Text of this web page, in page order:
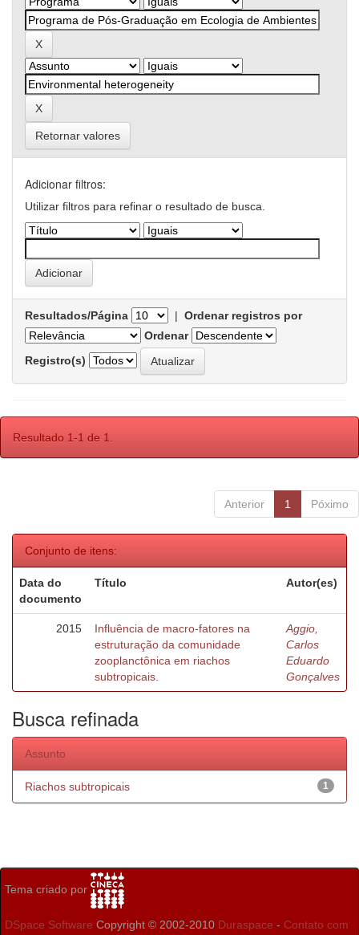
Retornar valores
Adicionar filtros:
Utilizar filtros para refinar o resultado de busca.
Resultados/Página | Ordenar registros por
Ordenar
Registro(s)
Resultado 1-1 de 1.
Anterior 1 Póximo
Conjunto de itens:
Data do
documento
Título Autor(es)
2015
Influência de macro-fatores na
estruturação da comunidade
zooplanctônica em riachos
subtropicais.
Aggio,
Carlos
Eduardo
Gonçalves
Busca refinada
Assunto
1
Riachos subtropicais
Tema criado por
DSpace Software Copyright © 2002-2010 Duraspace - Contato com